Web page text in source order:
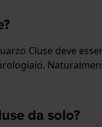
Cluse deve
da solo?